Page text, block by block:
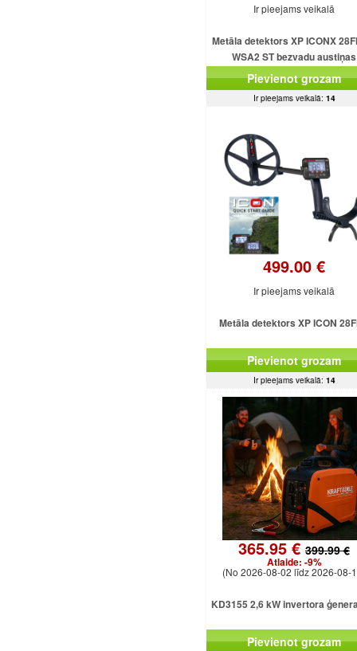
Ir pieejams veikalā
Metāla detektors XP ICONX
WSA2 ST bezvadu austiņas
Pievienot grozam
Ir pieejams veikalā: 14
499.00 €
Ir pieejams veikalā
Metāla detektors XP ICON
Pievienot grozam
Ir pieejams veikalā: 14
365.95 €399.99 €
Atlaide: -9%
(No 2026-08-02 līdz 2026-08-
KD3155 2,6 kW invertora
Pievienot grozam